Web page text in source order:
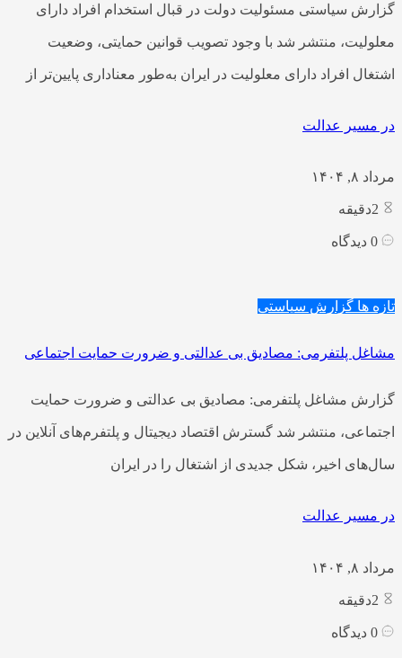
گزارش سیاستی مسئولیت دولت در قبال استخدام افراد دارای
معلولیت، منتشر شد با وجود تصویب قوانین حمایتی، وضعیت
اشتغال افراد دارای معلولیت در ایران به‌طور معناداری پایین‌تر از
در مسیر عدالت
مرداد ۸, ۱۴۰۴
دقیقه
دیدگاه
تازه ها گزارش سیاستی
مشاغل پلتفرمی: مصادیق بی عدالتی و ضرورت حمایت اجتماعی
گزارش مشاغل پلتفرمی: مصادیق بی عدالتی و ضرورت حمایت
اجتماعی، منتشر شد گسترش اقتصاد دیجیتال و پلتفرم‌های آنلاین در
سال‌های اخیر، شکل جدیدی از اشتغال را در ایران
در مسیر عدالت
مرداد ۸, ۱۴۰۴
دقیقه
دیدگاه